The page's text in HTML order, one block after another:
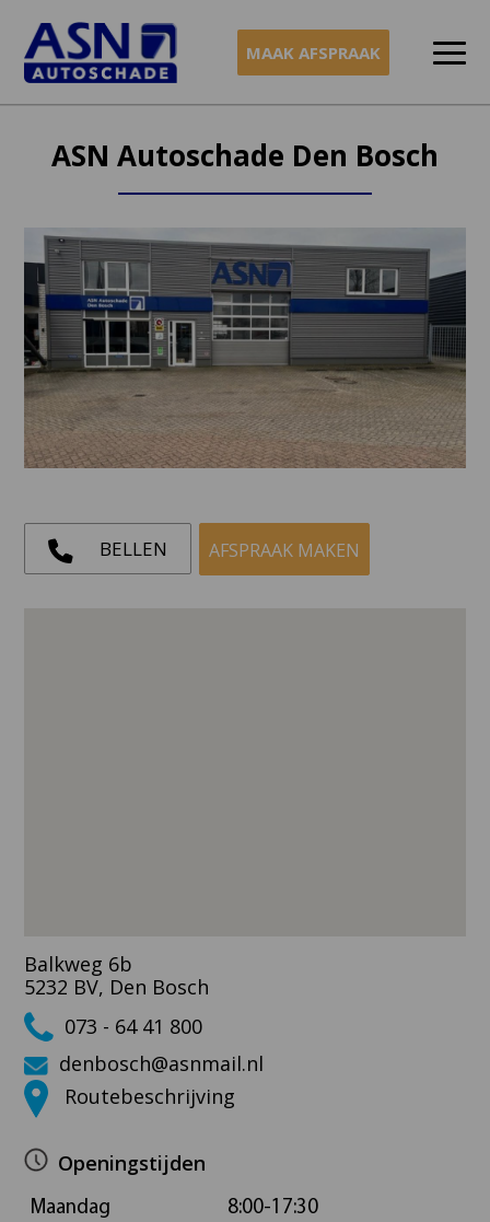
MAAK AFSPRAAK
ASN Autoschade Den Bosch
BELLEN AFSPRAAK MAKEN
Balkweg 6b
5232 BV, Den Bosch
073 - 64 41 800
denbosch@asnmail.nl
Routebeschrijving
Openingstijden
Maandag
8:00-17:30